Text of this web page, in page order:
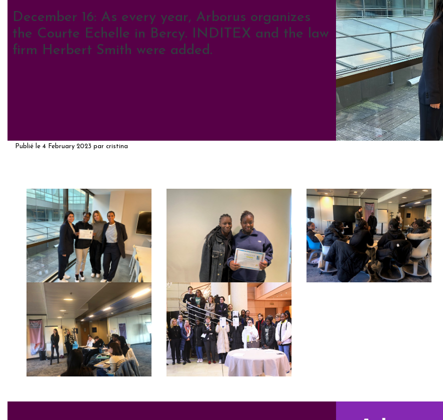
December 16: As every year, Arborus organizes
the Courte Echelle in Bercy. INDITEX and the law
firm Herbert Smith were added.
Publié le 4 February 2023 par cristina